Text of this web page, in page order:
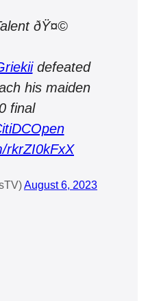
ðŸ¤©
defeated
his maiden
final
rkrZI0kFxX
August 6, 2023